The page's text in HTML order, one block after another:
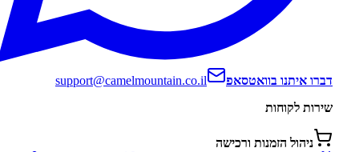
דברו איתנו בוואטסאפ
support@camelmountain.co.il
שירות לקוחות
ניהול הזמנות ורכישה